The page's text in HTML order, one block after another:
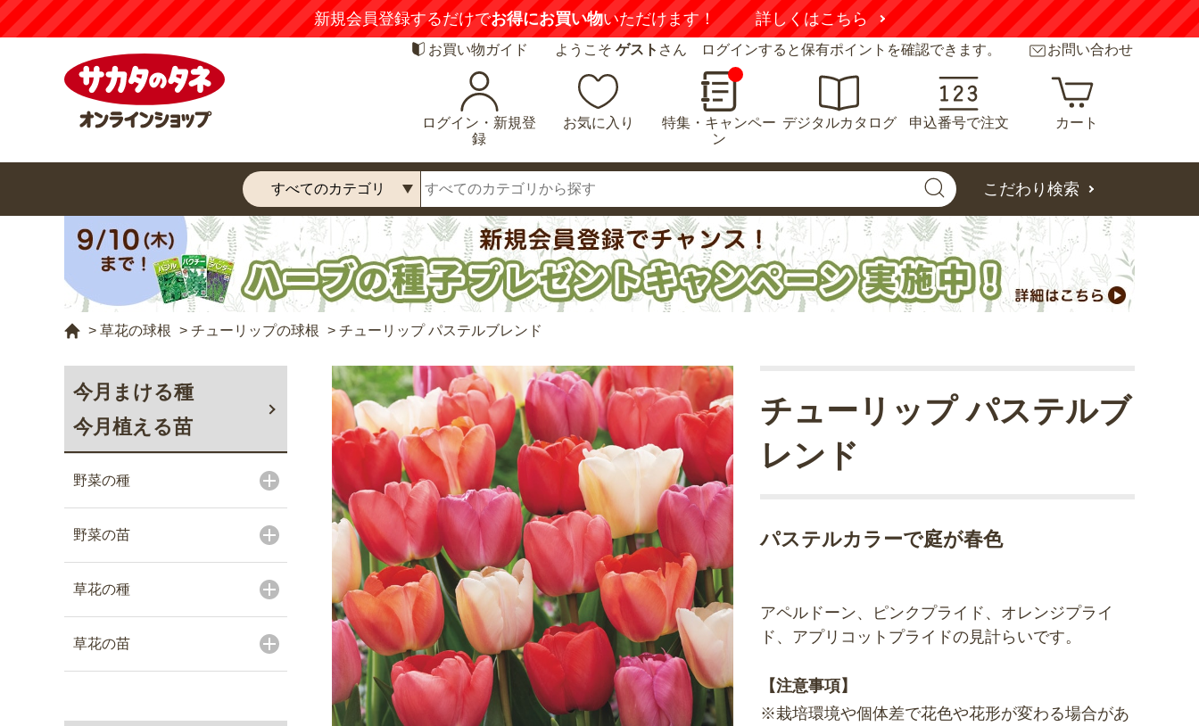
新規会員登録するだけでお得にお買い物いただけます！ 詳しくはこちら
お買い物ガイド ようこそ ゲスト さん ログインすると保有ポイントを確認できます。 お問い合わせ
ログイン・新規登
録
お気に入り
特集・キャンペー
ン
デジタルカタログ 申込番号で注文 カート
こだわり検索
> 草花の球根 > チューリップの球根 > チューリップ パステルブレンド
今月まける種
今月植える苗
野菜の種
野菜の苗
草花の種
草花の苗
パステルカラーで庭が春色
チューリップ パステルブ
レンド
アペルドーン、ピンクプライド、オレンジプライ
ド、アプリコットプライドの見計らいです。
【注意事項】
※栽培環境や個体差で花色や花形が変わる場合があ